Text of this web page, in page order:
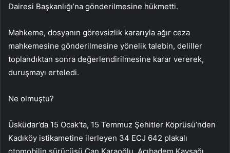
Dairesi Başkanlığı’na gönderilmesine hükmetti.
Mahkeme, dosyanın görevsizlik kararıyla ağır ceza
mahkemesine gönderilmesine yönelik talebin, deliller
toplandıktan sonra değerlendirilmesine karar vererek,
duruşmayı erteledi.
Ne olmuştu?
Üsküdar’da 15 Ocak’ta, 15 Temmuz Şehitler Köprüsü’nden
Kadıköy istikametine ilerleyen 34 ECJ 642 plakalı